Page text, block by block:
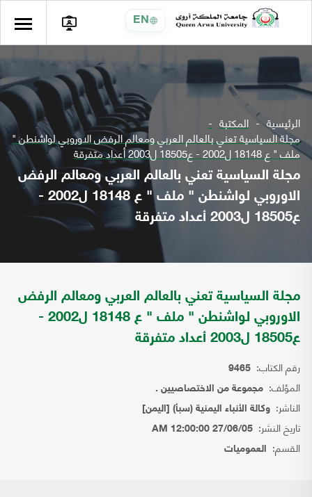
EN
الرئيسية المكتبة
مجلة السياسية تعني بالعالم العربي ومعالم الرفض الاوروبي لواشنطن "
ملف " ع 18148 ل2002 - ع18505 ل2003 أعداد متفرقة
مجلة السياسية تعني بالعالم العربي ومعالم الرفض
الاوروبي لواشنطن " ملف " ع 18148 ل2002 -
ع18505 ل2003 أعداد متفرقة
مجلة السياسية تعني بالعالم العربي ومعالم الرفض
الاوروبي لواشنطن " ملف " ع 18148 ل2002 -
ع18505 ل2003 أعداد متفرقة
رقم الكتاب: 9465
المؤلف: مجموعة من الاختصاصيين .
الناشر: وكالة الأنباء اليمنية (سبأ) [اليمن]
تاريخ النشر: 27/06/05 12:00:00 AM
القسم: العموميات